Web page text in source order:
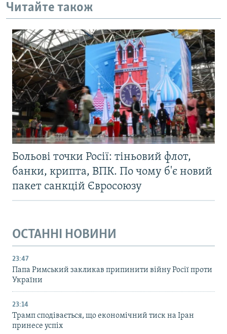
Читайте також
Больові точки Росії: тіньовий флот,
банки, крипта, ВПК. По чому б'є новий
пакет санкцій Євросоюзу
ОСТАННІ НОВИНИ
23:47
Папа Римський закликав припинити війну Росії проти
України
23:14
Трамп сподівається, що економічний тиск на Іран
принесе успіх